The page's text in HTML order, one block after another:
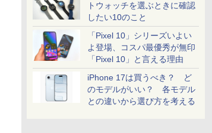
トウォッチを選ぶときに確認
したい10のこと
「Pixel 10」シリーズいよい
よ登場、コスパ最優秀が無印
「Pixel 10」と言える理由
iPhone 17は買うべき？ ど
のモデルがいい？ 各モデル
との違いから選び方を考える